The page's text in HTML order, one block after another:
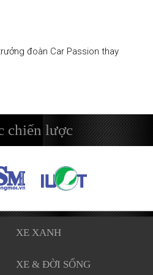
đoàn Car Passion thay
chiến lược
XE XANH
XE & ĐỜI SỐNG